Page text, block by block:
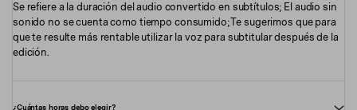
Se refiere a la duración del audio convertido en subtítulos; El audio sin
sonido no se cuenta como tiempo consumido; Te sugerimos que para
que te resulte más rentable utilizar la voz para subtitular después de la
edición.
¿Cuántas horas debo elegir?